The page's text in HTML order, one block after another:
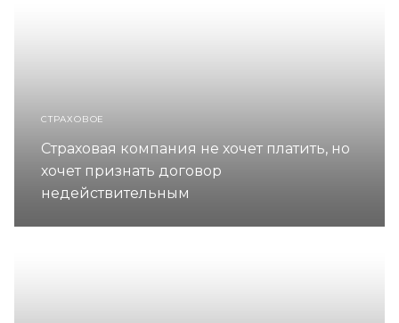
СТРАХОВОЕ
Страховая компания не хочет платить, но
хочет признать договор
недействительным